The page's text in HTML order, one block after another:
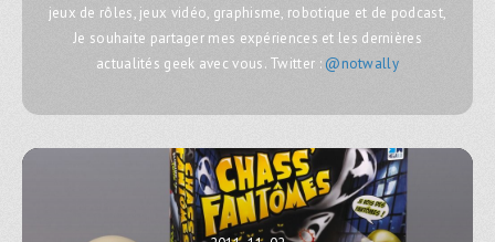
jeux de rôles, jeux vidéo, graphisme, robotique et de podcast,
Je souhaite partager mes expériences et les dernières
actualités geek avec vous. Twitter : @notwally